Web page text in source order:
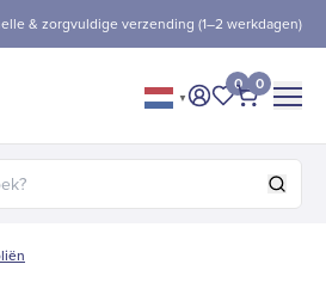
& zorgvuldige verzending (1–2 werkdagen)
▼ Mijn account
Mijn
0 0